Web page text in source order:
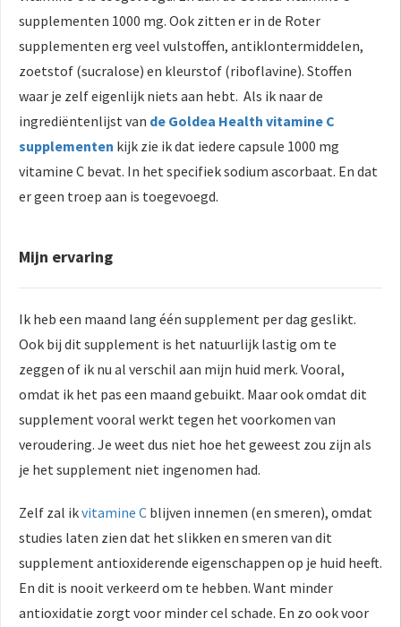
supplementen 1000 mg. Ook zitten er in de Roter
supplementen erg veel vulstoffen, antiklontermiddelen,
zoetstof (sucralose) en kleurstof (riboflavine). Stoffen
waar je zelf eigenlijk niets aan hebt. Als ik naar de
ingrediëntenlijst van de Goldea Health vitamine C
supplementen kijk zie ik dat iedere capsule 1000 mg
vitamine C bevat. In het specifiek sodium ascorbaat. En dat
er geen troep aan is toegevoegd.
Mijn ervaring
Ik heb een maand lang één supplement per dag geslikt.
Ook bij dit supplement is het natuurlijk lastig om te
zeggen of ik nu al verschil aan mijn huid merk. Vooral,
omdat ik het pas een maand gebuikt. Maar ook omdat dit
supplement vooral werkt tegen het voorkomen van
veroudering. Je weet dus niet hoe het geweest zou zijn als
je het supplement niet ingenomen had.
Zelf zal ikvitamine C blijven innemen (en smeren), omdat
studies laten zien dat het slikken en smeren van dit
supplement antioxiderende eigenschappen op je huid heeft.
En dit is nooit verkeerd om te hebben. Want minder
antioxidatie zorgt voor minder cel schade. En zo ook voor